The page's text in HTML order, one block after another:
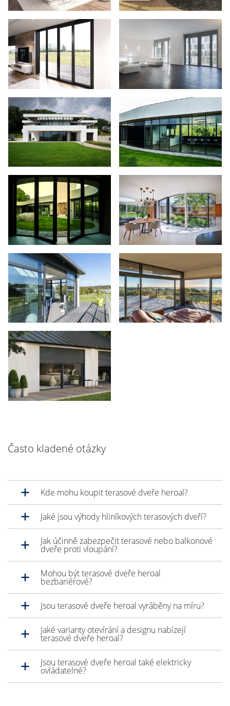
Často kladené otázky
Kde mohu koupit terasové dveře heroal?
Jaké jsou výhody hliníkových terasových dveří?
Jak účinně zabezpečit terasové nebo balkonové
dveře proti vloupání?
Mohou být terasové dveře heroal
bezbariérové?
Jsou terasové dveře heroal vyráběny na míru?
Jaké varianty otevírání a designu nabízejí
terasové dveře heroal?
Jsou terasové dveře heroal také elektricky
ovládatelné?